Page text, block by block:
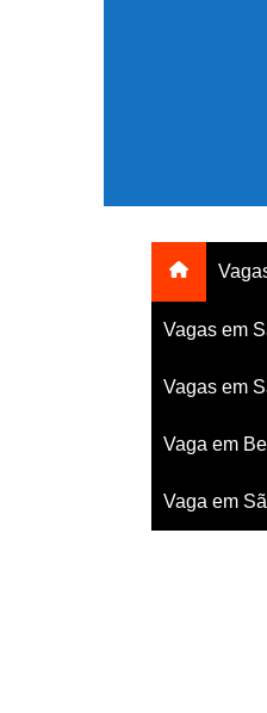
Vagas em
Vagas em
Vaga em
Vaga em